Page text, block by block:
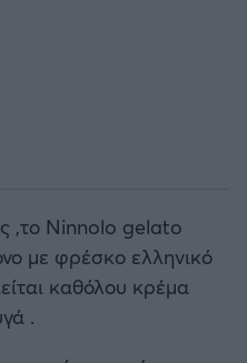
,το Ninnolo gelato
με φρέσκο ελληνικό
καθόλου κρέμα
.